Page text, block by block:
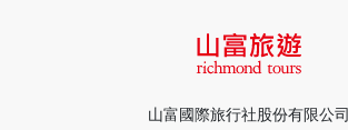
山富國際旅行社股份有限公司